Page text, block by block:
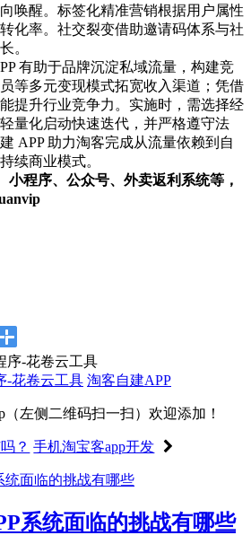
唤醒。标签化精准营销根据用户属性
化率。社交裂变借助邀请码体系与社
。
有助于品牌沉淀私域流量，构建竞
等多元变现模式拓宽收入渠道；凭借
提升行业竞争力。实施时，需选择经
量化启动快速迭代，并严格遵守法
APP 助力淘客完成从流量依赖到自
续商业模式。
程序、公众号、外卖返利系统等，
-花卷云工具 淘客自建APP
（左侧二维码扫一扫）欢迎添加！
？ 手机淘宝客app开发
系统面临的挑战有哪些